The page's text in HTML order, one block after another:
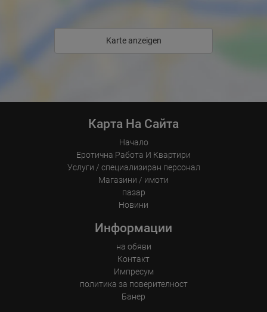
Започнете деня си спокойно – работете самостоятелно в нашия
• Дискретни презентации за вашите клиенти
• Срещи с вашите клиенти в нашите елегантни стаи
Контакт – Дискретно и необвързващо
Информация: +49 155 114 956 84
Karte anzeigen
Карта На Сайта
Начало
Еротична Работа И Квартири
Услуги / специализиран персонал
Магазини / имоти
пазар
Новини
Информации
на обяви
Контакт
Импресум
политика за поверителност
Банер